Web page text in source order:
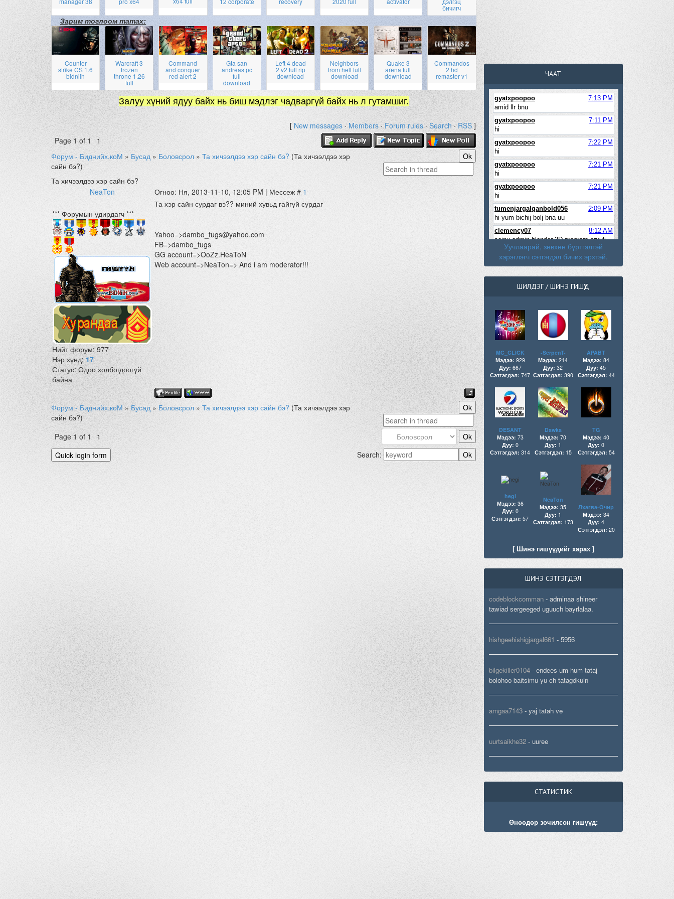
бичигч
Зарим тоглоом татах:
Counter
strike CS 1.6
bidniih
Warcraft 3
frozen
throne 1.26
full
Command
and conquer
red alert 2
Gta san
andreas pc
full
download
Left 4 dead
2 v2 full rip
download
Neighbors
from hell full
download
Quake 3
arena full
download
Commandos
2 hd
remaster v1
Залуу хүний ядуу байх нь биш мэдлэг чадваргүй байх нь л гутамшиг.
[New messages·Members·Forum rules·Search·RSS]
Page1of1
1
Форум - Биднийх.коМ » Бусад » Боловсрол » Та хичээлдээ хэр сайн бэ? (Та хичээлдээ хэр
сайн бэ?)
Та хичээлдээ хэр сайн бэ?
NeaTon
Огноо: Ня, 2013-11-10, 12:05 PM | Мессеж #1
*** Форумын удирдагч ***
Нийт форум:977
Нэр хүнд:17
Статус:Одоо холбогдоогүй
байна
Та хэр сайн сурдаг вэ?? миний хувьд гайгүй сурдаг
Yahoo=>dambo_tugs@yahoo.com
FB=>dambo_tugs
GG account=>OoZz.HeaToN
Web account=>NeaTon=> And i am moderator!!!
Форум - Биднийх.коМ » Бусад » Боловсрол » Та хичээлдээ хэр сайн бэ? (Та хичээлдээ хэр
сайн бэ?)
Page1of1
1
Search:
ЧААТ
Уучлаарай, зөвхөн бүртгэлтэй
хэрэглэгч сэтгэгдэл бичих эрхтэй.
ШИЛДЭГ / ШИНЭ ГИШҮҮД
MC_CLICK
Мэдээ: 929
Дуу: 667
Сэтгэгдэл:747
-SerpenT-
Мэдээ: 214
Дуу: 32
Сэтгэгдэл: 390
APABT
Мэдээ: 84
Дуу: 45
Сэтгэгдэл: 44
DESANT
Мэдээ: 73
Дуу: 0
Сэтгэгдэл:314
Dawka
Мэдээ: 70
Дуу: 1
Сэтгэгдэл: 15
TG
Мэдээ: 40
Дуу: 0
Сэтгэгдэл: 54
hegi
Мэдээ: 36
Дуу: 0
Сэтгэгдэл:57
NeaTon
Мэдээ: 35
Дуу: 1
Сэтгэгдэл: 173
Лхагва-Очир
Мэдээ: 34
Дуу: 4
Сэтгэгдэл: 20
[ Шинэ гишүүдийг харах ]
ШИНЭ СЭТГЭГДЭЛ
codeblockcomman- adminaa shineer
tawiad sergeeged uguuch bayrlalaa.
hishgeehishigjargal661 - 5956
bilgekiller0104- endees um hum tataj
bolohoo baitsimu yu ch tatagdkuin
amgaa7143- yaj tatah ve
uurtsaikhe32- uuree
СТАТИСТИК
Өнөөдөр зочилсон гишүүд: